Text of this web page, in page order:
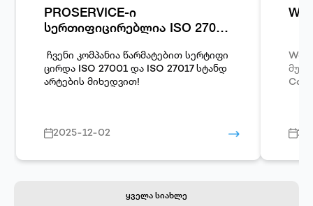
PROSERVICE-ი
სერთიფიცირებლია ISO 27001
მიხედვით!
ჩვენი კომპანია წარმატებით სერტიფი
ცირდა ISO 27001 და ISO 27017 სტანდ
არტების მიხედვით!
2025-12-02
ყველა სიახლე